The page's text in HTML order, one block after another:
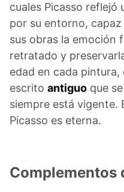
cuales Picasso reflejó
por su entorno,
sus obras la emoción
retratado y
edad en cada pintura,
escrito antiguo que
siempre está vigente.
Picasso es eterna.
Complementos